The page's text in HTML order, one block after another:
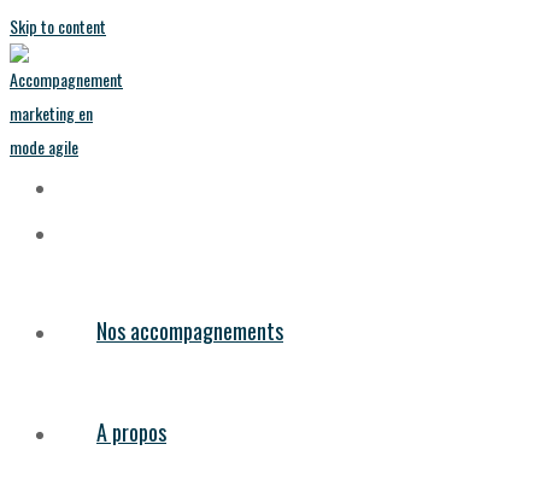
Skip to content
Nos accompagnements
A propos